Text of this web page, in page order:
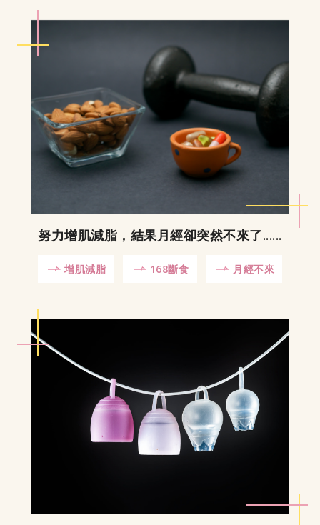
努力增肌減脂，結果月經卻突然不來了......
增肌減脂 168斷食 月經不來